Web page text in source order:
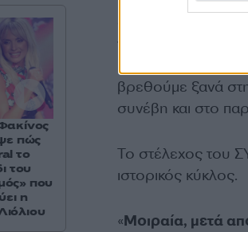
να είχε αποφευχθεί.
βρεθούμε ξανά
συνέβη και στο
Το στέλεχος του
ιστορικός κύκλος.
«Μοιραία, μετά
πώς
το
του
που
η